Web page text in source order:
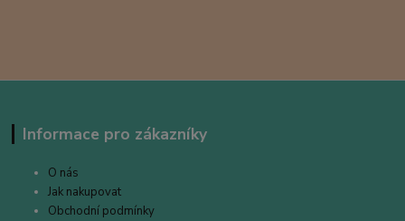
Informace pro zákazníky
O nás
Jak nakupovat
Obchodní podmínky